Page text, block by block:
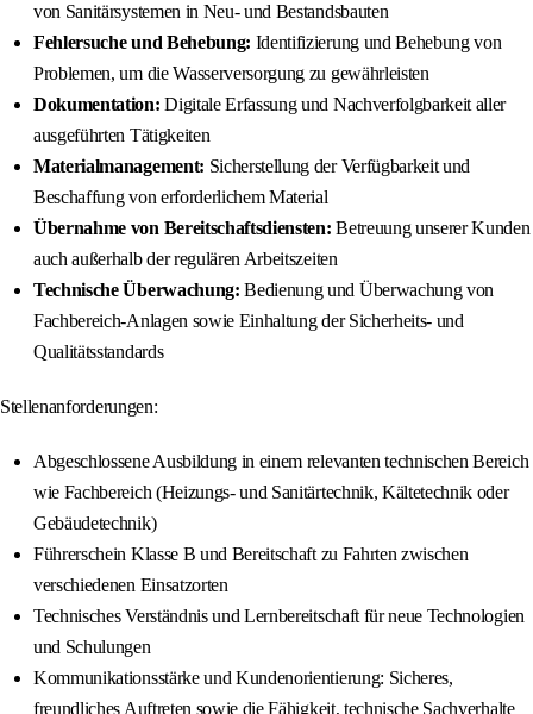
von Sanitärsystemen in Neu- und Bestandsbauten
Fehlersuche und Behebung: Identifizierung und Behebung von
Problemen, um die Wasserversorgung zu gewährleisten
Dokumentation: Digitale Erfassung und Nachverfolgbarkeit aller
ausgeführten Tätigkeiten
Materialmanagement: Sicherstellung der Verfügbarkeit und
Beschaffung von erforderlichem Material
Übernahme von Bereitschaftsdiensten: Betreuung unserer Kunden
auch außerhalb der regulären Arbeitszeiten
Technische Überwachung: Bedienung und Überwachung von
Fachbereich-Anlagen sowie Einhaltung der Sicherheits- und
Qualitätsstandards
Stellenanforderungen:
Abgeschlossene Ausbildung in einem relevanten technischen Bereich
wie Fachbereich (Heizungs- und Sanitärtechnik, Kältetechnik oder
Gebäudetechnik)
Führerschein Klasse B und Bereitschaft zu Fahrten zwischen
verschiedenen Einsatzorten
Technisches Verständnis und Lernbereitschaft für neue Technologien
und Schulungen
Kommunikationsstärke und Kundenorientierung: Sicheres,
freundliches Auftreten sowie die Fähigkeit, technische Sachverhalte